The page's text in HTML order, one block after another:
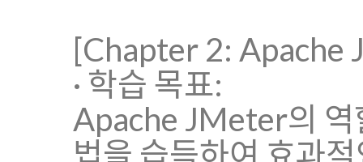
[Chapter 2: Apache
· 학습 목표:
Apache JMeter의 역
법을 습득하여 효과